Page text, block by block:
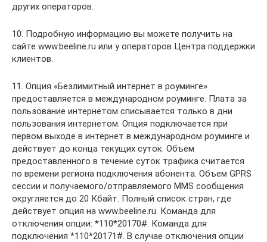
других операторов.
10. Подробную информацию вы можете получить на
сайте www.beeline.ru или у операторов Центра поддержки
клиентов.
11. Опция «Безлимитный интернет в роуминге»
предоставляется в международном роуминге. Плата за
пользование интернетом списывается только в дни
пользования интернетом. Опция подключается при
первом выходе в интернет в международном роуминге и
действует до конца текущих суток. Объем
предоставленного в течение суток трафика считается
по времени региона подключения абонента. Объем GPRS
сессии и получаемого/отправляемого MMS сообщения
округляется до 20 Кбайт. Полный список стран, где
действует опция на www.beeline.ru. Команда для
отключения опции: *110*20170#. Команда для
подключения *110*20171#. В случае отключения опции